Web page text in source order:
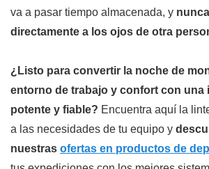
va a pasar tiempo almacenada, y
directamente a los ojos de otra
¿Listo para convertir la noche de
entorno de trabajo y confort con una
potente y fiable? Encuentra aquí la
a las necesidades de tu equipo y
nuestras ofertas en productos de